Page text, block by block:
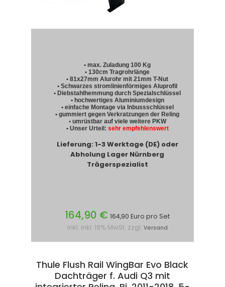
• max. Zuladung 100 Kg
• 130cm Tragrohrlänge
• 81x27mm Alurohr mit 21mm T-Nut
• Schwarzes stromlinienförmiges Aluprofil
• Diebstahlhemmung durch Spezialschlüssel
• hochwertiges Aluminiumdesign
• einfache Montage via Inbussschlüssel
• gummiert gegen Verkratzungen der Reling
• umrüstbar auf viele weitere PKW
• Unser Urteil: sehr empfehlenswert
Lieferung: 1-3 Werktage (DE) oder
Abholung Lager Nürnberg
Trägerspezialist
164,90 € 164,90 Euro pro Set
inkl. inkl. 19% MwSt. zzgl. Versand
Thule Flush Rail WingBar Evo Black
Dachträger f. Audi Q3 mit